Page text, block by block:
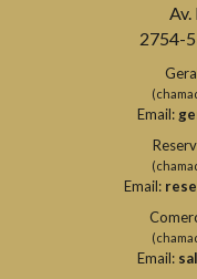
2754-
Email:
Email:
Email: